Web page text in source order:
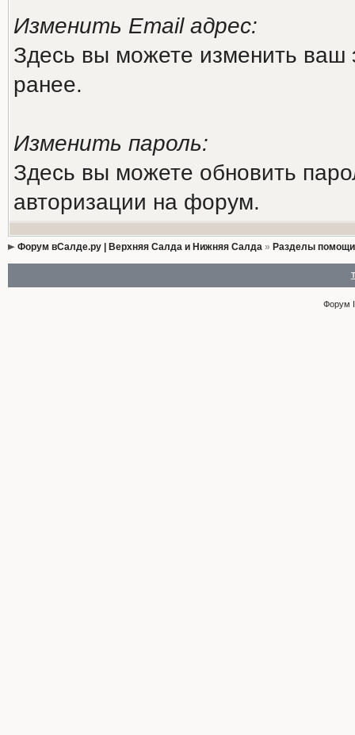
Изменить Email адрес:
Здесь вы можете изменить ваш
ранее.
Изменить пароль:
Здесь вы можете обновить
авторизации на форум.
Форум вСалде.ру | Верхняя Салда и Нижняя Салда» Разделы
Форум